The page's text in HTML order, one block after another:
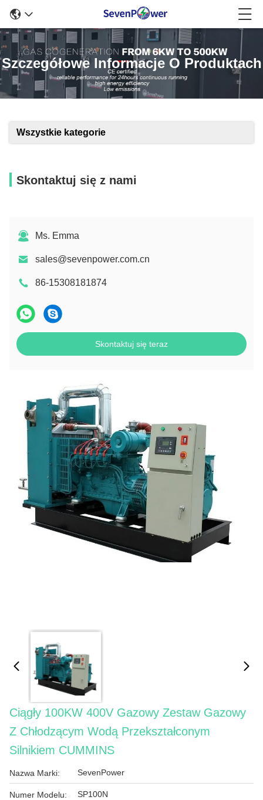
Szczegółowe Informacje O Produktach
Wszystkie kategorie
Skontaktuj się z nami
Ms. Emma
sales@sevenpower.com.cn
86-15308181874
Skontaktuj się teraz
Ciągły 100KW 400V Gazowy Zestaw Gazowy
Z Chłodzącym Wodą Przekształconym
Silnikiem CUMMINS
Nazwa Marki: SevenPower
Numer Modelu: SP100N